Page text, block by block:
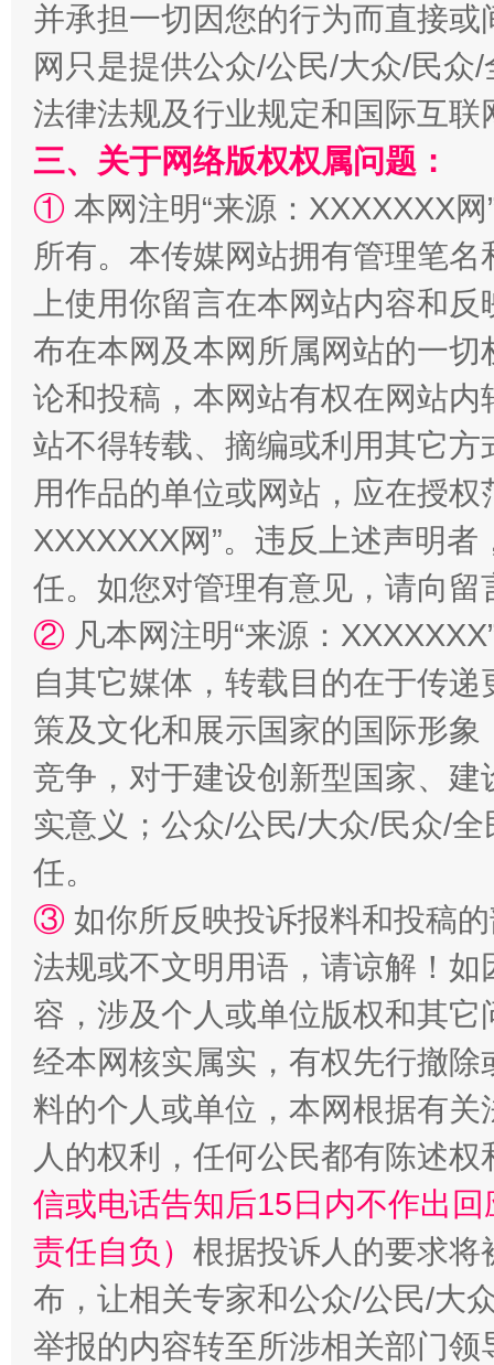
阿坝州三大球赛在茂县开幕 规模
国家大学科技园优化重塑工作
扯下公款旅游的“隐身衣” 如何以
“蜀中异人”王建安的艺术幻境
并承担一切因您的行为而直接
网只是提供公众/公民/大众/民
法律法规及行业规定和国际互
三、关于网络版权权属问题：
① 本网注明“来源：XXXXXXX
所有。本传媒网站拥有管理笔
上使用你留言在本网站内容和
布在本网及本网所属网站的一
论和投稿，本网站有权在网站
站不得转载、摘编或利用其它
用作品的单位或网站，应在授
XXXXXXX网”。违反上述声明
任。如您对管理有意见，请向
② 凡本网注明“来源：
自其它媒体，转载目的在于传
策及文化和展示国家的国际形
竞争，对于建设创新型国家、
实意义；公众/公民/大众/民众/
任。
③ 如你所反映投诉报料和投稿
法规或不文明用语，请谅解！
容，涉及个人或单位版权和其它
经本网核实属实，有权先行撤
料的个人或单位，本网根据有
人的权利，任何公民都有陈述
信或电话告知后15日内不作出
责任自负） 根据投诉人的要求将
布，让相关专家和公众/公民/大
举报的内容转至所涉相关部门